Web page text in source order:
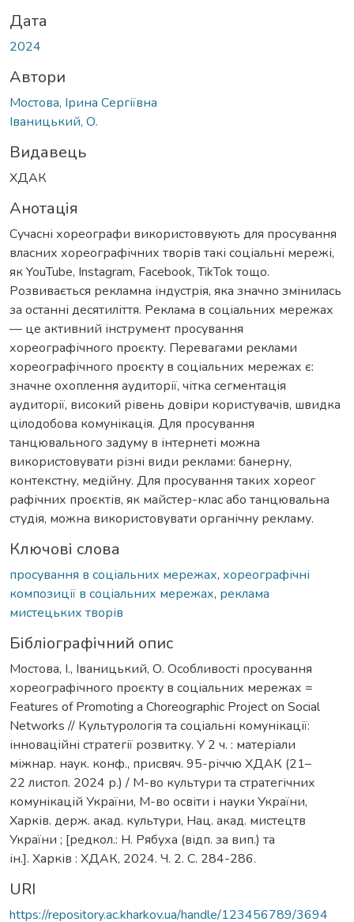
Дата
2024
Автори
Мостова, Ірина Сергіївна
Іваницький, О.
Видавець
ХДАК
Анотація
Сучасні хореографи використоввують для просування
власних хореографічних творів такі соціальні мережі,
як YouTube, Instagram, Facebook, TikTok тощо.
Розвивається рекламна індустрія, яка значно змінилась
за останні десятиліття. Реклама в соціальних мережах
— це активний інструмент просування
хореографічного проєкту. Перевагами реклами
хореографічного проєкту в соціальних мережах є:
значне охоплення аудиторії, чітка сегментація
аудиторії, високий рівень довіри користувачів, швидка
цілодобова комунікація. Для просування
танцювального задуму в інтернеті можна
використовувати різні види реклами: банерну,
контекстну, медійну. Для просування таких хореог
рафічних проєктів, як майстер-клас або танцювальна
студія, можна використовувати органічну рекламу.
Ключові слова
просування в соціальних мережах, хореографічні
композиції в соціальних мережах, реклама
мистецьких творів
Бібліографічний опис
Мостова, І., Іваницький, О. Особливості просування
хореографічного проєкту в соціальних мережах =
Features of Promoting a Choreographic Project on Social
Networks // Культурологія та соціальні комунікації:
інноваційні стратегії розвитку. У 2 ч. : матеріали
міжнар. наук. конф., присвяч. 95-річчю ХДАК (21–
22 листоп. 2024 р.) / М-во культури та стратегічних
комунікацій України, М-во освіти і науки України,
Харків. держ. акад. культури, Нац. акад. мистецтв
України ; [редкол.: Н. Рябуха (відп. за вип.) та
ін.]. Харків : ХДАК, 2024. Ч. 2. С. 284-286.
URI
https://repository.ac.kharkov.ua/handle/123456789/3694